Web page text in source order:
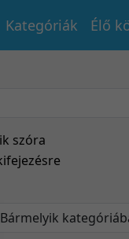
Kategóriák Élő
szóra